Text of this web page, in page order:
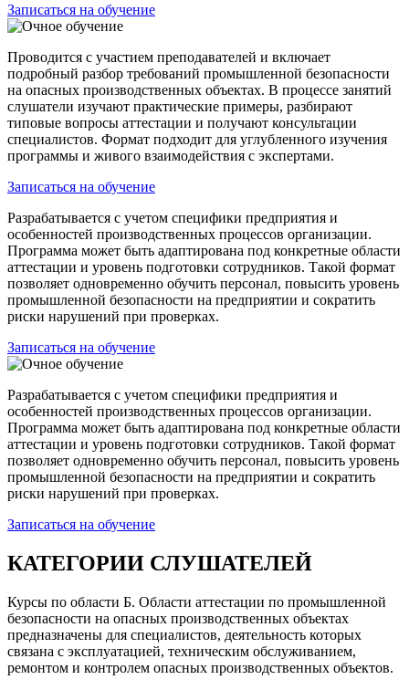
Записаться на обучение
Проводится с участием преподавателей и включает
подробный разбор требований промышленной безопасности
на опасных производственных объектах. В процессе занятий
слушатели изучают практические примеры, разбирают
типовые вопросы аттестации и получают консультации
специалистов. Формат подходит для углубленного изучения
программы и живого взаимодействия с экспертами.
Записаться на обучение
Разрабатывается с учетом специфики предприятия и
особенностей производственных процессов организации.
Программа может быть адаптирована под конкретные области
аттестации и уровень подготовки сотрудников. Такой формат
позволяет одновременно обучить персонал, повысить уровень
промышленной безопасности на предприятии и сократить
риски нарушений при проверках.
Записаться на обучение
Разрабатывается с учетом специфики предприятия и
особенностей производственных процессов организации.
Программа может быть адаптирована под конкретные области
аттестации и уровень подготовки сотрудников. Такой формат
позволяет одновременно обучить персонал, повысить уровень
промышленной безопасности на предприятии и сократить
риски нарушений при проверках.
Записаться на обучение
КАТЕГОРИИ СЛУШАТЕЛЕЙ
Курсы по области Б. Области аттестации по промышленной
безопасности на опасных производственных объектах
предназначены для специалистов, деятельность которых
связана с эксплуатацией, техническим обслуживанием,
ремонтом и контролем опасных производственных объектов.